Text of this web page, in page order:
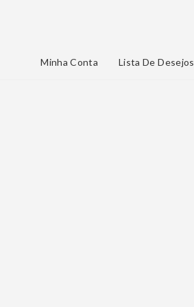
Minha Conta Lista De Desejos